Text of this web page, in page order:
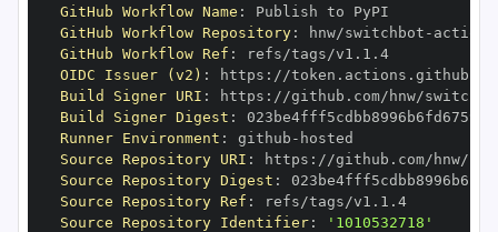
GitHub Workflow Name :
GitHub Workflow Repository: hnw/switchbot -
GitHub Workflow Ref :
refs/tags/v1.1.4
OIDC Issuer (v2) : https :
Build Signer URI : https : //github.com/hnw/
Build Signer Digest :
Runner Environment : github -
Source Repository URI : https : //github.com/hnw/
Source Repository Digest :
Source Repository Ref :
refs/tags/v1.1.4
Source Repository Identifier:
'1010532718'